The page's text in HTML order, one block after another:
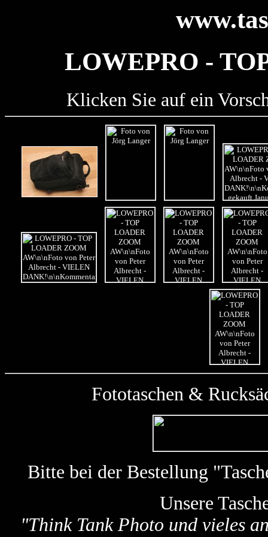
LOWEPRO -
Klicken Sie auf ein
Fototaschen &
Bitte bei der Bestellung
Unsere
"Think Tank Photo und vieles